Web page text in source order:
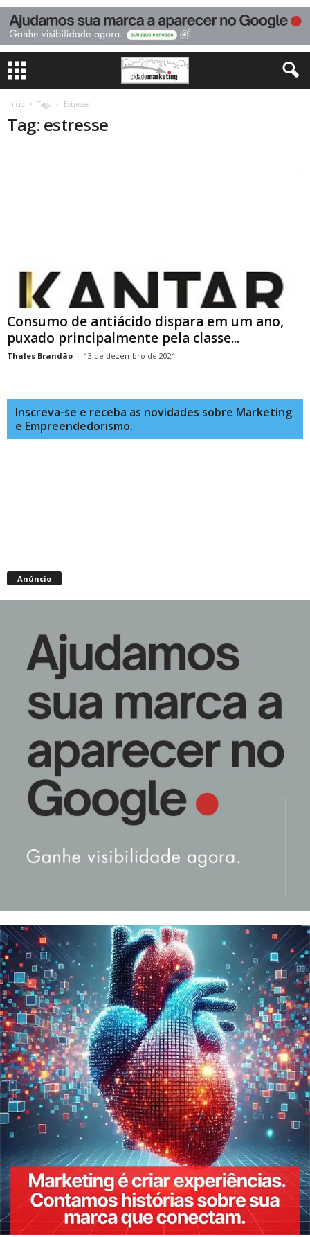
Início Tags Estresse
Tag: estresse
Consumo de antiácido dispara em um ano,
puxado principalmente pela classe...
Thales Brandão - 13 de dezembro de 2021
Inscreva-se e receba as novidades sobre Marketing
e Empreendedorismo.
Anúncio